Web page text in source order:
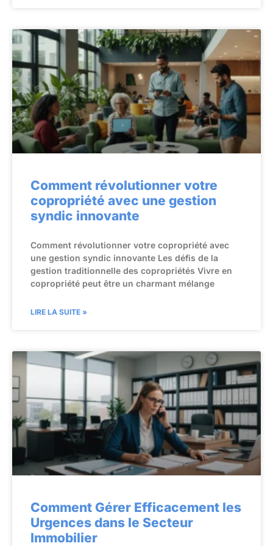
Comment révolutionner votre
copropriété avec une gestion
syndic innovante
Comment révolutionner votre copropriété avec
une gestion syndic innovante Les défis de la
gestion traditionnelle des copropriétés Vivre en
copropriété peut être un charmant mélange
LIRE LA SUITE »
Comment Gérer Efficacement les
Urgences dans le Secteur
Immobilier